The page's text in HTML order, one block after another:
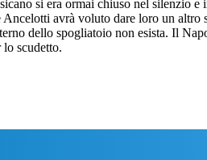
si era ormai chiuso nel silenzio
avrà voluto dare loro un
dello spogliatoio non esista. Il
scudetto.